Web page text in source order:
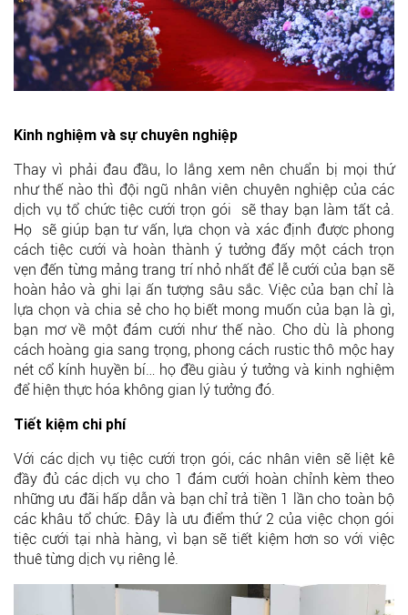
Kinh nghiệm và sự chuyên nghiệp
Thay vì phải đau đầu, lo lắng xem nên chuẩn bị mọi thứ
như thế nào thì đội ngũ nhân viên chuyên nghiệp của các
dịch vụ tổ chức tiệc cưới trọn gói sẽ thay bạn làm tất cả.
Họ sẽ giúp bạn tư vấn, lựa chọn và xác định được phong
cách tiệc cưới và hoàn thành ý tưởng đấy một cách trọn
vẹn đến từng mảng trang trí nhỏ nhất để lễ cưới của bạn sẽ
hoàn hảo và ghi lại ấn tượng sâu sắc. Việc của bạn chỉ là
lựa chọn và chia sẻ cho họ biết mong muốn của bạn là gì,
bạn mơ về một đám cưới như thế nào. Cho dù là phong
cách hoàng gia sang trọng, phong cách rustic thô mộc hay
nét cổ kính huyền bí… họ đều giàu ý tưởng và kinh nghiệm
để hiện thực hóa không gian lý tưởng đó.
Tiết kiệm chi phí
Với các dịch vụ tiệc cưới trọn gói, các nhân viên sẽ liệt kê
đầy đủ các dịch vụ cho 1 đám cưới hoàn chỉnh kèm theo
những ưu đãi hấp dẫn và bạn chỉ trả tiền 1 lần cho toàn bộ
các khâu tổ chức. Đây là ưu điểm thứ 2 của việc chọn gói
tiệc cưới tại nhà hàng, vì bạn sẽ tiết kiệm hơn so với việc
thuê từng dịch vụ riêng lẻ.